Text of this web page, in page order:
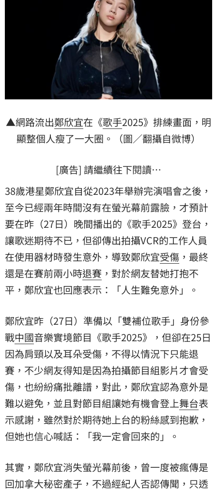
▲網路流出鄭欣宜在《歌手2025》排練畫面，明
顯整個人瘦了一大圈。（圖／翻攝自微博）
[廣告] 請繼續往下閱讀…
38歲港星鄭欣宜自從2023年舉辦完演唱會之後，
至今已經兩年時間沒有在螢光幕前露臉，才預計
要在昨（27日）晚間播出的《歌手2025》登台，
讓歌迷期待不已，但卻傳出拍攝VCR的工作人員
在使用器材時發生意外，導致鄭欣宜受傷 ，最終
還是在賽前兩小時退賽 ，對於網友替她打抱不
平，鄭欣宜也回應表示：「人生難免意外」。
鄭欣宜昨（27日）準備以「雙補位歌手」身份參
戰中國音樂實境節目《歌手2025》，但卻在25日
因為肩頸以及耳朵受傷，不得以情況下只能退
賽，不少網友得知是因為拍攝節目組影片才會受
傷，也紛紛痛批離譜，對此，鄭欣宜認為意外是
難以避免，並且對節目組讓她有機會登上舞台表
示感謝，雖然對於期待她上台的粉絲感到抱歉，
但她也信心喊話：「我一定會回來的」。
其實，鄭欣宜消失螢光幕前後，曾一度被瘋傳是
回加拿大秘密產子，不過經紀人否認傳聞，只透